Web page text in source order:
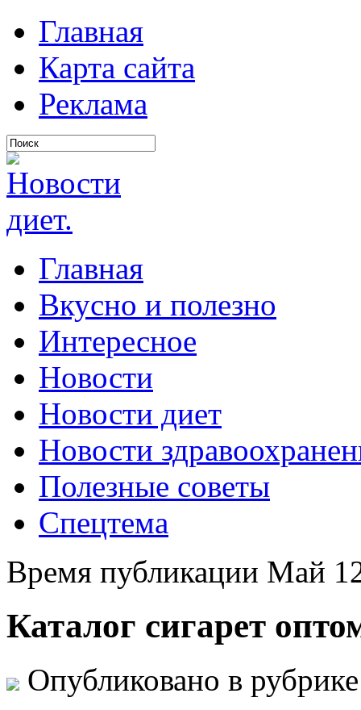
Главная
Карта сайта
Реклама
Главная
Вкусно и полезно
Интересное
Новости
Новости диет
Новости
Полезные советы
Спецтема
Время публикации Май
Каталог сигарет
Опубликовано в